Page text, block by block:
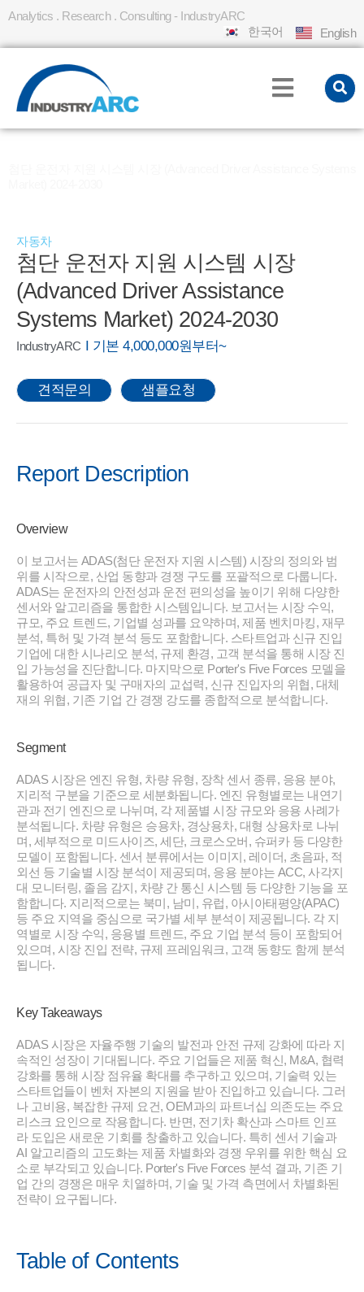
Analytics . Research . Consulting - IndustryARC
한국어
English
자동차
첨단 운전자 지원 시스템 시장
(Advanced Driver Assistance
Systems Market) 2024-2030
IndustryARC I 기본 4,000,000원부터~
견적문의 샘플요청
Report Description
Overview
이 보고서는 ADAS(첨단 운전자 지원 시스템) 시장의 정의와 범
위를 시작으로, 산업 동향과 경쟁 구도를 포괄적으로 다룹니다.
ADAS는 운전자의 안전성과 운전 편의성을 높이기 위해 다양한
센서와 알고리즘을 통합한 시스템입니다. 보고서는 시장 수익,
규모, 주요 트렌드, 기업별 성과를 요약하며, 제품 벤치마킹, 재무
분석, 특허 및 가격 분석 등도 포함합니다. 스타트업과 신규 진입
기업에 대한 시나리오 분석, 규제 환경, 고객 분석을 통해 시장 진
입 가능성을 진단합니다. 마지막으로 Porter's Five Forces 모델을
활용하여 공급자 및 구매자의 교섭력, 신규 진입자의 위협, 대체
재의 위협, 기존 기업 간 경쟁 강도를 종합적으로 분석합니다.
Segment
ADAS 시장은 엔진 유형, 차량 유형, 장착 센서 종류, 응용 분야,
지리적 구분을 기준으로 세분화됩니다. 엔진 유형별로는 내연기
관과 전기 엔진으로 나뉘며, 각 제품별 시장 규모와 응용 사례가
분석됩니다. 차량 유형은 승용차, 경상용차, 대형 상용차로 나뉘
며, 세부적으로 미드사이즈, 세단, 크로스오버, 슈퍼카 등 다양한
모델이 포함됩니다. 센서 분류에서는 이미지, 레이더, 초음파, 적
외선 등 기술별 시장 분석이 제공되며, 응용 분야는 ACC, 사각지
대 모니터링, 졸음 감지, 차량 간 통신 시스템 등 다양한 기능을 포
함합니다. 지리적으로는 북미, 남미, 유럽, 아시아태평양(APAC)
등 주요 지역을 중심으로 국가별 세부 분석이 제공됩니다. 각 지
역별로 시장 수익, 응용별 트렌드, 주요 기업 분석 등이 포함되어
있으며, 시장 진입 전략, 규제 프레임워크, 고객 동향도 함께 분석
됩니다.
Key Takeaways
ADAS 시장은 자율주행 기술의 발전과 안전 규제 강화에 따라 지
속적인 성장이 기대됩니다. 주요 기업들은 제품 혁신, M&A, 협력
강화를 통해 시장 점유율 확대를 추구하고 있으며, 기술력 있는
스타트업들이 벤처 자본의 지원을 받아 진입하고 있습니다. 그러
나 고비용, 복잡한 규제 요건, OEM과의 파트너십 의존도는 주요
리스크 요인으로 작용합니다. 반면, 전기차 확산과 스마트 인프
라 도입은 새로운 기회를 창출하고 있습니다. 특히 센서 기술과
AI 알고리즘의 고도화는 제품 차별화와 경쟁 우위를 위한 핵심 요
소로 부각되고 있습니다. Porter's Five Forces 분석 결과, 기존 기
업 간의 경쟁은 매우 치열하며, 기술 및 가격 측면에서 차별화된
전략이 요구됩니다.
Table of Contents